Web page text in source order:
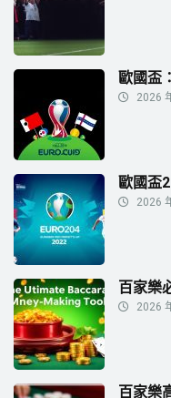
歐國盃
2026
歐國盃
2026
百家樂
2026
百家樂